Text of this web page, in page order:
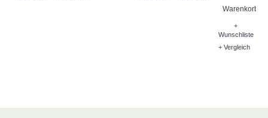
Warenkorb
+
Wunschliste
+ Vergleich